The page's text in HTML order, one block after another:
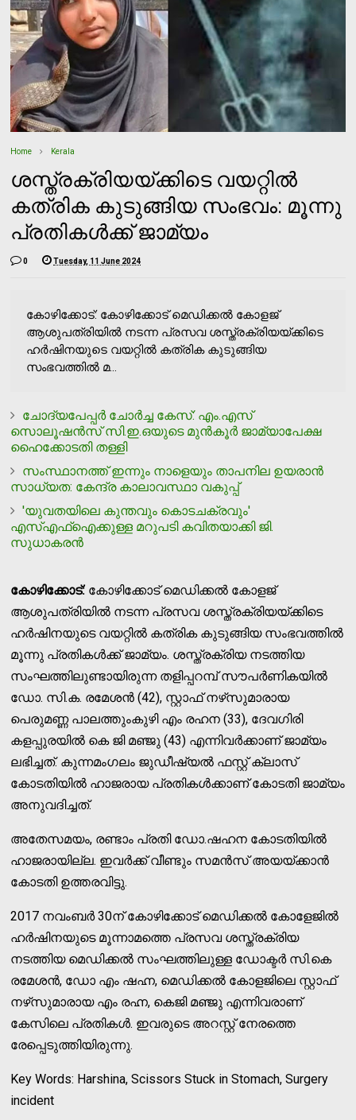
Home Kerala
ശസ്ത്രക്രിയയ്ക്കിടെ വയറ്റില്‍
കത്രിക കുടുങ്ങിയ സംഭവം: മൂന്നു
പ്രതികള്‍ക്ക് ജാമ്യം
0 Tuesday, 11 June 2024
കോഴിക്കോട്: കോഴിക്കോട് മെഡിക്കല്‍ കോളജ്
ആശുപത്രിയില്‍ നടന്ന പ്രസവ ശസ്ത്രക്രിയയ്ക്കിടെ
ഹര്‍ഷിനയുടെ വയറ്റില്‍ കത്രിക കുടുങ്ങിയ
സംഭവത്തില്‍ മ...
ചോദ്യപേപ്പര്‍ ചോര്‍ച്ച കേസ്: എം.എസ്
സൊലൂഷന്‍സ് സി.ഇ.ഒയുടെ മുന്‍കൂര്‍ ജാമ്യാപേക്ഷ
ഹൈക്കോടതി തള്ളി
സംസ്ഥാനത്ത് ഇന്നും നാളെയും താപനില ഉയരാന്‍
സാധ്യത: കേന്ദ്ര കാലാവസ്ഥാ വകുപ്പ്
'യുവതയിലെ കുന്തവും കൊടചക്രവും'
എസ്എഫ്‌ഐക്കുള്ള മറുപടി കവിതയാക്കി ജി.
സുധാകരന്‍
കോഴിക്കോട്: കോഴിക്കോട് മെഡിക്കല്‍ കോളജ്
ആശുപത്രിയില്‍ നടന്ന പ്രസവ ശസ്ത്രക്രിയയ്ക്കിടെ
ഹര്‍ഷിനയുടെ വയറ്റില്‍ കത്രിക കുടുങ്ങിയ സംഭവത്തില്‍
മൂന്നു പ്രതികള്‍ക്ക് ജാമ്യം. ശസ്ത്രക്രിയ നടത്തിയ
സംഘത്തിലുണ്ടായിരുന്ന തളിപ്പറമ്പ് സൗപര്‍ണികയില്‍
ഡോ. സി.ക. രമേശന്‍ (42), സ്റ്റാഫ് നഴ്‌സുമാരായ
പെരുമണ്ണ പാലത്തുംകുഴി എം രഹന (33), ദേവഗിരി
കളപ്പുരയില്‍ കെ ജി മഞ്ജു (43) എന്നിവര്‍ക്കാണ് ജാമ്യം
ലഭിച്ചത്. കുന്നമംഗലം ജുഡീഷ്യല്‍ ഫസ്റ്റ് ക്ലാസ്
കോടതിയില്‍ ഹാജരായ പ്രതികള്‍ക്കാണ് കോടതി ജാമ്യം
അനുവദിച്ചത്.
അതേസമയം, രണ്ടാം പ്രതി ഡോ.ഷഹന കോടതിയില്‍
ഹാജരായില്ല. ഇവര്‍ക്ക് വീണ്ടും സമന്‍സ് അയയ്ക്കാന്‍
കോടതി ഉത്തരവിട്ടു.
2017 നവംബര്‍ 30ന് കോഴിക്കോട് മെഡിക്കല്‍ കോളേജില്‍
ഹര്‍ഷിനയുടെ മൂന്നാമത്തെ പ്രസവ ശസ്ത്രക്രിയ
നടത്തിയ മെഡിക്കല്‍ സംഘത്തിലുള്ള ഡോക്ടര്‍ സി.കെ
രമേശന്‍, ഡോ എം ഷഹ്ന, മെഡിക്കല്‍ കോളജിലെ സ്റ്റാഫ്
നഴ്‌സുമാരായ എം രഹ്ന, കെജി മഞ്ജു എന്നിവരാണ്
കേസിലെ പ്രതികള്‍. ഇവരുടെ അറസ്റ്റ് നേരത്തെ
രേപ്പെടുത്തിയിരുന്നു.
Key Words: Harshina, Scissors Stuck in Stomach, Surgery
incident